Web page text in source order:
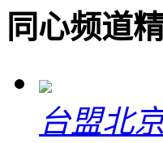
同心频道精
台盟北